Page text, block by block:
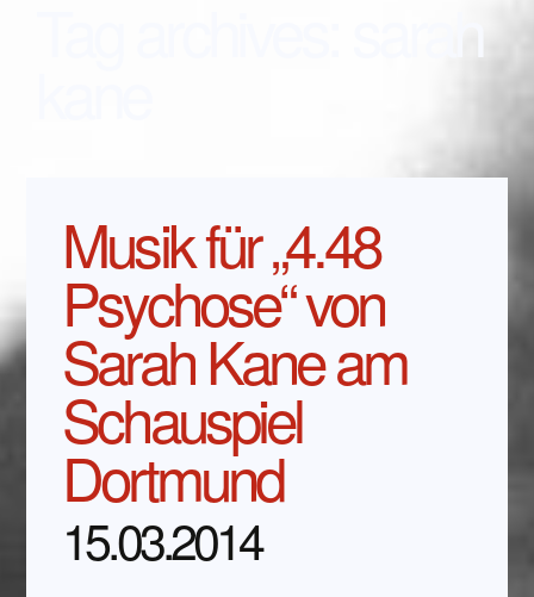
Musik für „4.48
Psychose“ von
Sarah Kane am
Schauspiel
Dortmund
15.03.2014